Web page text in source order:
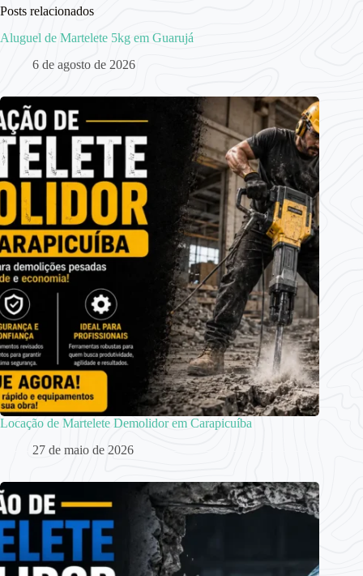
Posts relacionados
Aluguel de Martelete 5kg em Guarujá
6 de agosto de 2026
Locação de Martelete Demolidor em Carapicuíba
27 de maio de 2026